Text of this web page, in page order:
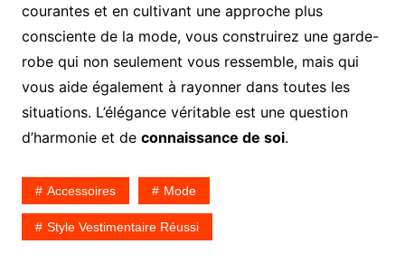
courantes et en cultivant une approche plus
consciente de la mode, vous construirez une garde-
robe qui non seulement vous ressemble, mais qui
vous aide également à rayonner dans toutes les
situations. L’élégance véritable est une question
d’harmonie et de connaissance de soi.
Accessoires Mode
Style Vestimentaire Réussi